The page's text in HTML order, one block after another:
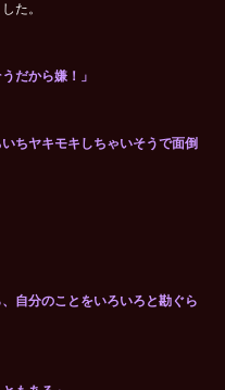
た。
だから嫌！」
ちヤキモキしちゃいそうで面倒
自分のことをいろいろと勘ぐら